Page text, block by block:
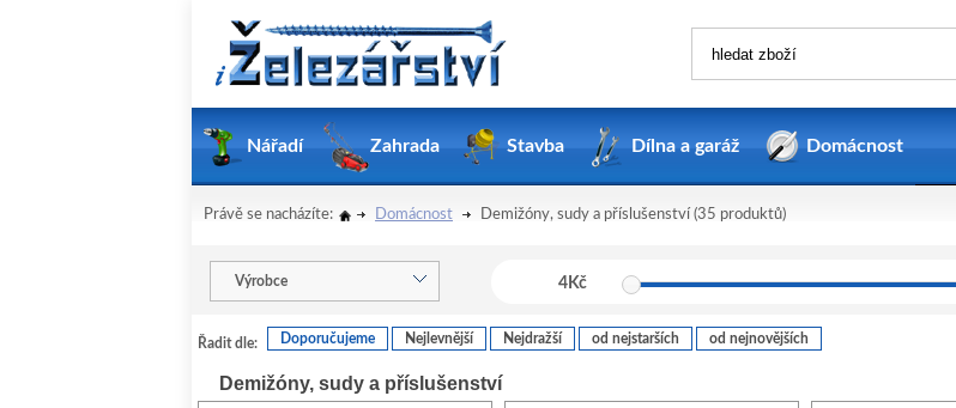
Nářadí Zahrada Stavba Dílna a garáž Domácnost
Právě se nacházíte: Domácnost Demižóny, sudy a příslušenství (35 produktů)
Výrobce 4Kč
Řadit dle: Doporučujeme Nejlevnější Nejdražší od nejstarších od nejnovějších
Demižóny, sudy a příslušenství